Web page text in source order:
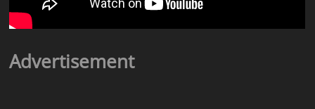
Advertisement